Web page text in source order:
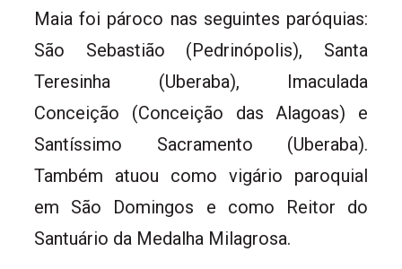
Maia foi pároco nas seguintes paróquias:
São Sebastião (Pedrinópolis), Santa
Teresinha (Uberaba), Imaculada
Conceição (Conceição das Alagoas) e
Santíssimo Sacramento (Uberaba).
Também atuou como vigário paroquial
em São Domingos e como Reitor do
Santuário da Medalha Milagrosa.